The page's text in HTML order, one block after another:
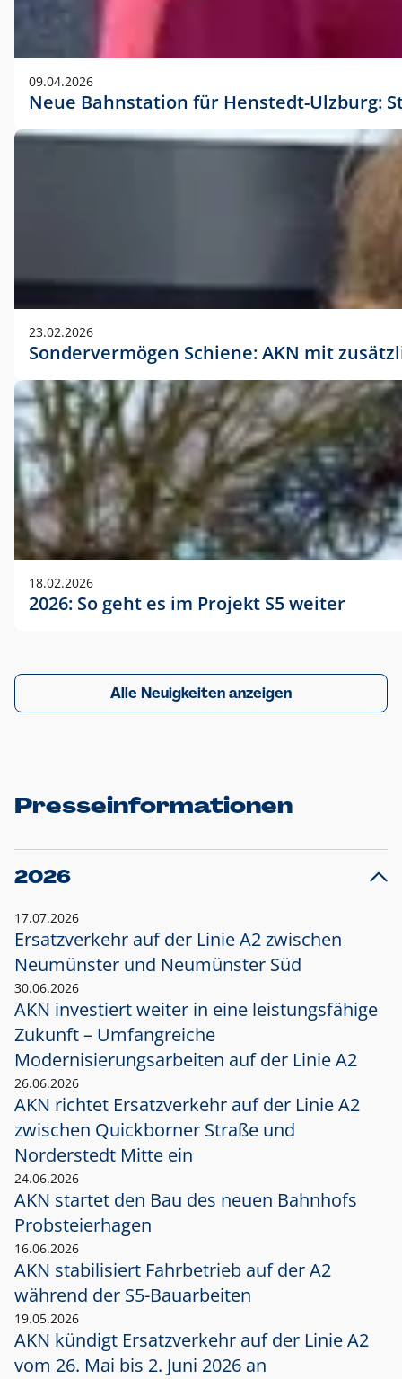
09.04.2026
Neue Bahnstation für Henstedt-Ulzburg:
23.02.2026
Sondervermögen Schiene: AKN mit
18.02.2026
2026: So geht es im Projekt S5 weiter
Alle Neuigkeiten anzeigen
Presseinformationen
2026
17.07.2026
Ersatzverkehr auf der Linie A2 zwischen
Neumünster und Neumünster Süd
30.06.2026
AKN investiert weiter in eine leistungsfähige
Zukunft – Umfangreiche
Modernisierungsarbeiten auf der Linie A2
26.06.2026
AKN richtet Ersatzverkehr auf der Linie A2
zwischen Quickborner Straße und
Norderstedt Mitte ein
24.06.2026
AKN startet den Bau des neuen Bahnhofs
Probsteierhagen
16.06.2026
AKN stabilisiert Fahrbetrieb auf der A2
während der S5-Bauarbeiten
19.05.2026
AKN kündigt Ersatzverkehr auf der Linie A2
vom 26. Mai bis 2. Juni 2026 an